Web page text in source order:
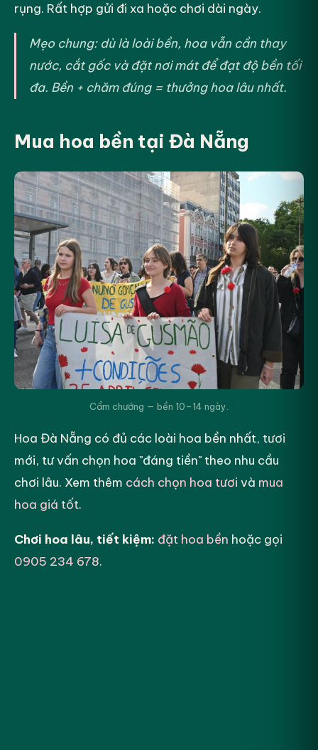
rụng. Rất hợp gửi đi xa hoặc chơi dài ngày.
Mẹo chung: dù là loài bền, hoa vẫn cần thay
nước, cắt gốc và đặt nơi mát để đạt độ bền tối
đa. Bền + chăm đúng = thưởng hoa lâu nhất.
Mua hoa bền tại Đà Nẵng
Cẩm chướng — bền 10–14 ngày.
Hoa Đà Nẵng có đủ các loài hoa bền nhất, tươi
mới, tư vấn chọn hoa "đáng tiền" theo nhu cầu
chơi lâu. Xem thêm cách chọn hoa tươi và mua
hoa giá tốt.
Chơi hoa lâu, tiết kiệm: đặt hoa bền hoặc gọi
0905 234 678.